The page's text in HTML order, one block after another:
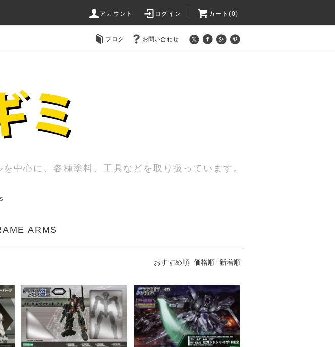
アカウント ログイン カート(0)
ブログ お問い合わせ
中心に、各種塗料、工具などを取り扱っています。
ARMS
おすすめ順 価格順 新着順